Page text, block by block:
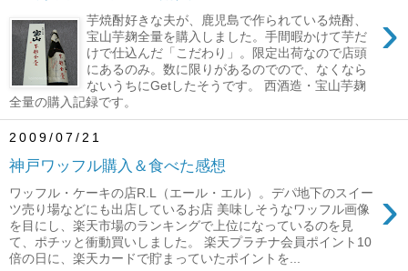
›
芋焼酎好きな夫が、鹿児島で作られている焼酎、
宝山芋麹全量を購入しました。手間暇かけて芋だ
けで仕込んだ「こだわり」。限定出荷なので店頭
にあるのみ。数に限りがあるのでので、なくなら
ないうちにGetしたそうです。 西酒造・宝山芋麹
全量の購入記録です。
2009/07/21
神戸ワッフル購入＆食べた感想
›
ワッフル・ケーキの店R.L（エール・エル）。デパ地下のスイー
ツ売り場などにも出店しているお店 美味しそうなワッフル画像
を目にし、楽天市場のランキングで上位になっているのを見
て、ポチッと衝動買いしました。 楽天プラチナ会員ポイント10
倍の日に、楽天カードで貯まっていたポイントを...